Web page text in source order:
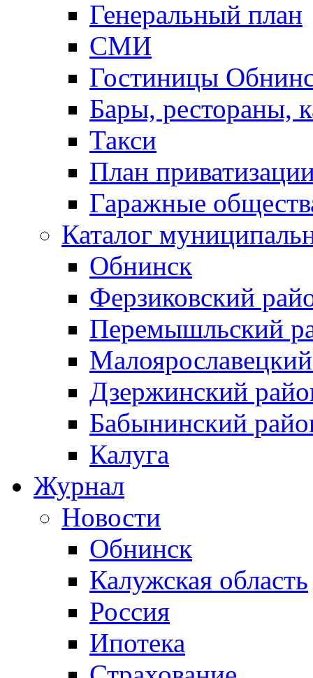
Генеральный план
СМИ
Гостиницы
Бары, рестораны,
Такси
План
Гаражные
Каталог
Обнинск
Ферзиковский
Перемышльский
Дзержинский
Бабынинский
Калуга
Журнал
Новости
Обнинск
Калужская область
Россия
Ипотека